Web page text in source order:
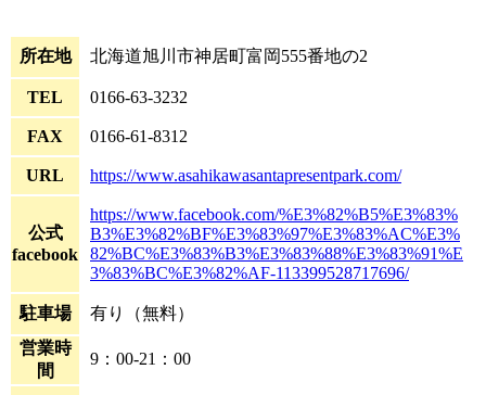
所在地 北海道旭川市神居町富岡555番地の2
TEL 0166-63-3232
FAX 0166-61-8312
URL https://www.asahikawasantapresentpark.com/
公式
facebook
https://www.facebook.com/%E3%82%B5%E3%83%
B3%E3%82%BF%E3%83%97%E3%83%AC%E3%
82%BC%E3%83%B3%E3%83%88%E3%83%91%E
3%83%BC%E3%82%AF-113399528717696/
駐車場
有り（無料）
営業時
間
9：00-21：00